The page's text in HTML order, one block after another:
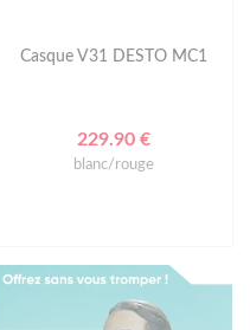
Casque V31 DESTO MC1
229.90 €
blanc/rouge